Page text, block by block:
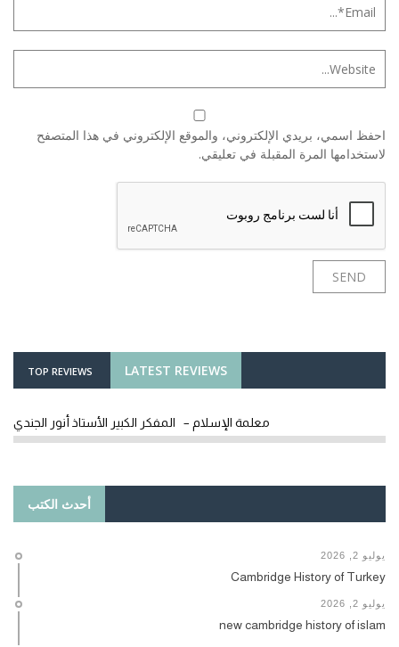
احفظ اسمي، بريدي الإلكتروني، والموقع الإلكتروني في هذا المتصفح
لاستخدامها المرة المقبلة في تعليقي.
LATEST REVIEWS
TOP REVIEWS
معلمة الإسلام – المفكر الكبير الأستاذ أنور الجندي
أحدث الكتب
يوليو 2, 2026
Cambridge History of Turkey
يوليو 2, 2026
new cambridge history of islam